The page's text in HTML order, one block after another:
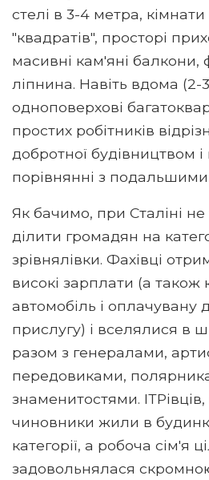
стелі в 3-4 метра, кімнати
"квадратів", просторі
масивні кам'яні балкони,
ліпнина. Навіть вдома (2-
одноповерхові
простих робітників
добротної будівництвом
порівнянні з
Як бачимо, при Сталіні
ділити громадян на
зрівнялівки. Фахівці
високі зарплати (а також
автомобіль і оплачувану
прислугу) і вселялися в
разом з генералами,
передовиками,
знаменитостями. ІТРівців,
чиновники жили в
категорії, а робоча сім'я
задовольнялася